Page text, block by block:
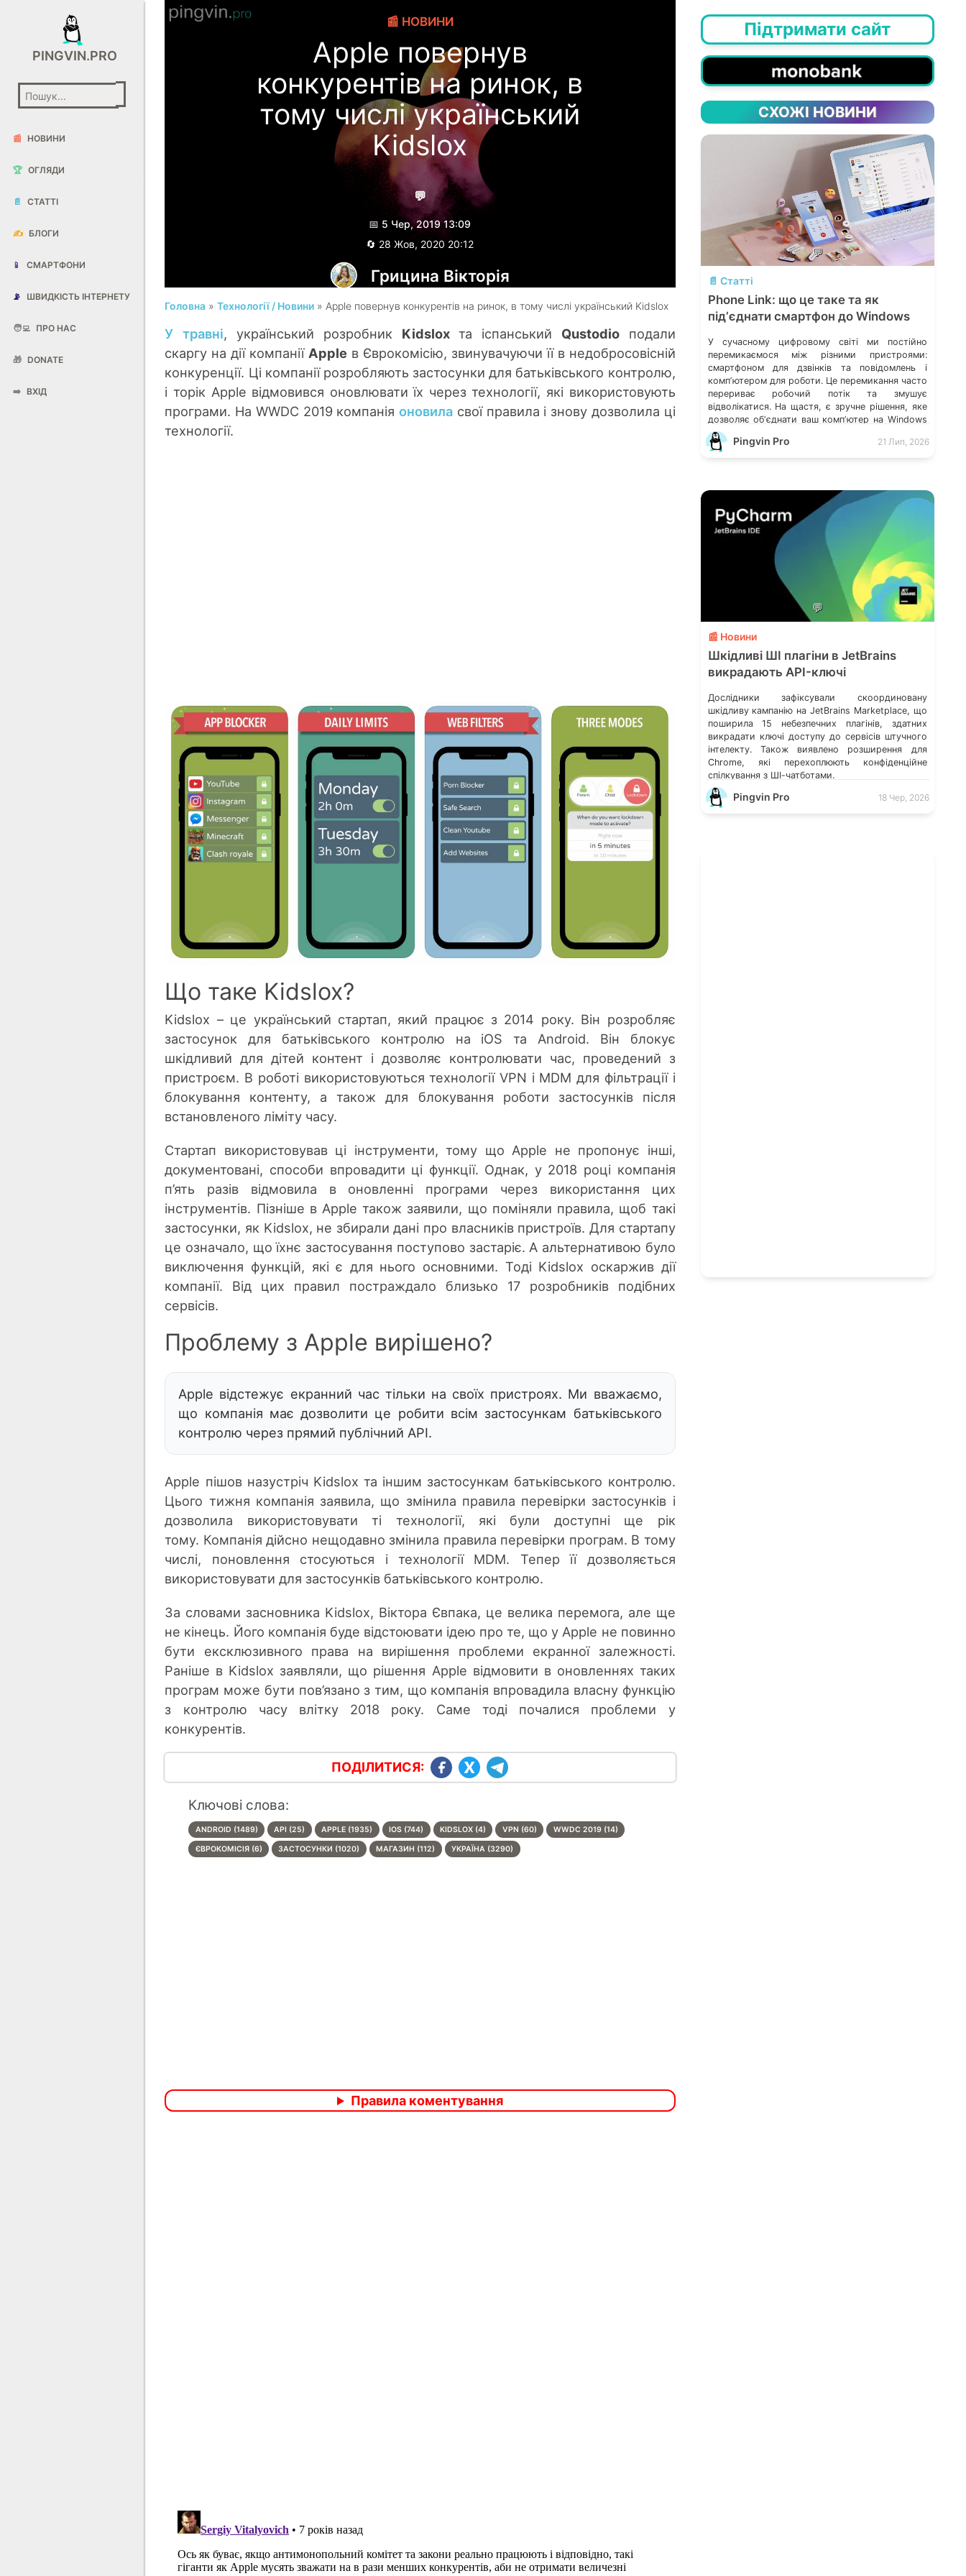
PINGVIN.PRO
📰 НОВИНИ
🏆 ОГЛЯДИ
📄 СТАТТІ
✍️ БЛОГИ
📱 СМАРТФОНИ
📡 ШВИДКІСТЬ ІНТЕРНЕТУ
🧑‍💻 ПРО НАС
🎁 DONATE
➡️ ВХІД
📰 НОВИНИ
Apple повернув
конкурентів на ринок, в
тому числі український
Kidslox
💬
📅 5 Чер, 2019 13:09
🔄 28 Жов, 2020 20:12
Грицина Вікторія
Головна »Технології / Новини » Apple повернув конкурентів на ринок, в тому числі український Kidslox
У травні, український розробник Kidsloxта іспанський Qustodioподали
скаргу на дії компанії Apple в Єврокомісію, звинувачуючи її в недобросовісній
конкуренції. Ці компанії розробляють застосунки для батьківського контролю,
і торік Apple відмовився оновлювати їх через технології, які використовують
програми. На WWDC 2019 компаніяоновила свої правила і знову дозволила ці
технології.
Що таке Kidslox?
Kidslox – це український стартап, який працює з 2014 року. Він розробляє
застосунок для батьківського контролю на iOS та Android. Він блокує
шкідливий для дітей контент і дозволяє контролювати час, проведений з
пристроєм. В роботі використовуються технології VPN і MDM для фільтрації і
блокування контенту, а також для блокування роботи застосунків після
встановленого ліміту часу.
Стартап використовував ці інструменти, тому що Apple не пропонує інші,
документовані, способи впровадити ці функції. Однак, у 2018 році компанія
п’ять разів відмовила в оновленні програми через використання цих
інструментів. Пізніше в Apple також заявили, що поміняли правила, щоб такі
застосунки, як Kidslox, не збирали дані про власників пристроїв. Для стартапу
це означало, що їхнє застосування поступово застаріє. А альтернативою було
виключення функцій, які є для нього основними. Тоді Kidslox оскаржив дії
компанії. Від цих правил постраждало близько 17 розробників подібних
сервісів.
Проблему з Apple вирішено?
Apple відстежує екранний час тільки на своїх пристроях. Ми вважаємо,
що компанія має дозволити це робити всім застосункам батьківського
контролю через прямий публічний API.
Apple пішов назустріч Kidslox та іншим застосункам батьківського контролю.
Цього тижня компанія заявила, що змінила правила перевірки застосунків і
дозволила використовувати ті технології, які були доступні ще рік
тому. Компанія дійсно нещодавно змінила правила перевірки програм. В тому
числі, поновлення стосуються і технології MDM. Тепер її дозволяється
використовувати для застосунків батьківського контролю.
За словами засновника Kidslox, Віктора Євпака, це велика перемога, але ще
не кінець. Його компанія буде відстоювати ідею про те, що у Apple не повинно
бути ексклюзивного права на вирішення проблеми екранної залежності.
Раніше в Kidslox заявляли, що рішення Apple відмовити в оновленнях таких
програм може бути пов’язано з тим, що компанія впровадила власну функцію
з контролю часу влітку 2018 року. Саме тоді почалися проблеми у
конкурентів.
ПОДІЛИТИСЯ:
Ключові слова:
ANDROID (1489) API (25) APPLE (1935) IOS (744) KIDSLOX (4) VPN (60) WWDC 2019 (14)
ЄВРОКОМІСІЯ (6) ЗАСТОСУНКИ (1020) МАГАЗИН (112) УКРАЇНА (3290)
Правила коментування
Підтримати сайт
СХОЖІ НОВИНИ
💬
📄 Статті
Phone Link: що це таке та як
підʼєднати смартфон до Windows
У сучасному цифровому світі ми постійно
перемикаємося між різними пристроями:
смартфоном для дзвінків та повідомлень і
компʼютером для роботи. Це перемикання часто
перериває робочий потік та змушує
відволікатися. На щастя, є зручне рішення, яке
дозволяє обʼєднати ваш компʼютер на Windows
із мобільним пристроєм, чи то Android, чи iOS.
Йдеться про застосунок Звʼязок зі смартфоном
Pingvin Pro 21 Лип, 2026
💬
📰 Новини
Шкідливі ШІ плагіни в JetBrains
викрадають API-ключі
Дослідники зафіксували скоординовану
шкідливу кампанію на JetBrains Marketplace, що
поширила 15 небезпечних плагінів, здатних
викрадати ключі доступу до сервісів штучного
інтелекту. Також виявлено розширення для
Chrome, які перехоплюють конфіденційне
спілкування з ШІ-чатботами.
Pingvin Pro 18 Чер, 2026